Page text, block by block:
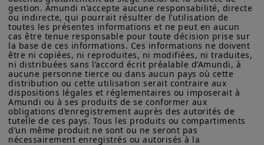
information, ni n’a mené d’enquête à son égard. Ni Amundi
Canada, ni ses sociétés affiliées, associés, administrateurs,
dirigeants, mandataires, employés ni ses représentants ne
garantissent ni ne déclarent, implicitement ou explicitement,
que les informations fournies sur ce site est exacte, complète
ou à jour. Amundi Canada décline toute responsabilité liée aux
informations contenues sur ce site web.
Les informations ne visent pas à être distribuées ni à être
utilisées par une personne ou entité dans une juridiction où
cette distribution ou utilisation contreviendrait à la loi ou à la
réglementation applicables, ou qui imposerait à Amundi
Canada ou à ses affiliés l’obligation de se conformer aux
gestion. Amundi n’accepte aucune responsabilité, directe
ou indirecte, qui pourrait résulter de l’utilisation de
toutes les présentes informations et ne peut en aucun
cas être tenue responsable pour toute décision prise sur
la base de ces informations. Ces informations ne doivent
être ni copiées, ni reproduites, ni modifiées, ni traduites,
ni distribuées sans l’accord écrit préalable d’Amundi, à
aucune personne tierce ou dans aucun pays où cette
distribution ou cette utilisation serait contraire aux
dispositions légales et réglementaires ou imposerait à
Amundi ou à ses produits de se conformer aux
obligations d’enregistrement auprès des autorités de
tutelle de ces pays. Tous les produits ou compartiments
d’un même produit ne sont ou ne seront pas
nécessairement enregistrés ou autorisés à la